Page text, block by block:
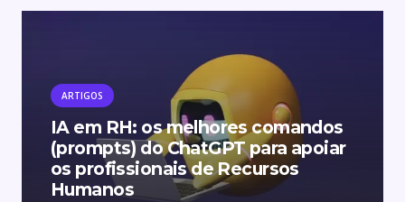
ARTIGOS
IA em RH: os melhores comandos
(prompts) do ChatGPT para apoiar
os profissionais de Recursos
Humanos